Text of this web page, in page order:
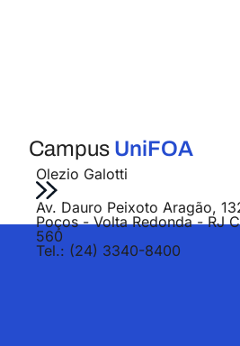
Campus UniFOA
Olezio Galotti
Av. Dauro Peixoto Aragão,
Poços - Volta Redonda - RJ
560
Tel.: (24) 3340-8400